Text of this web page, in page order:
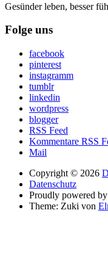
Gesünder leben, besser
Folge uns
facebook
pinterest
instagramm
tumblr
linkedin
wordpress
blogger
RSS Feed
Kommentare RSS
Mail
Copyright © 2026
Datenschutz
Proudly powered by
Theme: Zuki von